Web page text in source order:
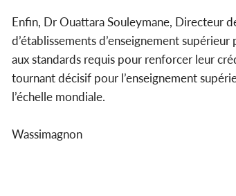
Enfin, Dr Ouattara Souleymane, Directeur
d’établissements d’enseignement
aux standards requis pour renforcer leur
tournant décisif pour l’enseignement
l’échelle mondiale.
Wassimagnon